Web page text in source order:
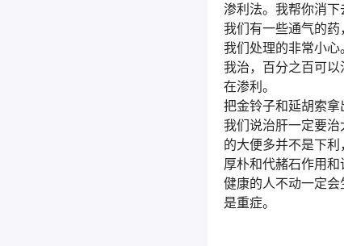
渗利法。我帮你消下
我们有一些通气的药
我们处理的非常小
我治，百分之百可
在渗利。
把金铃子和延胡索拿
我们说治肝一定要
的大便多并不是下利
厚朴和代赭石作用
健康的人不动一定
是重症。